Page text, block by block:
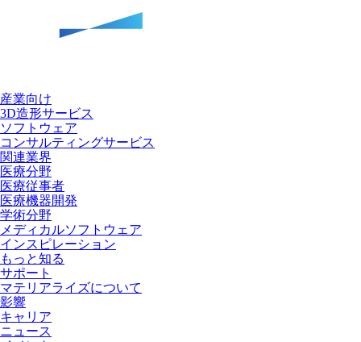
産業向け
3D造形サービス
ソフトウェア
コンサルティングサービス
関連業界
医療分野
医療従事者
医療機器開発
学術分野
メディカルソフトウェア
インスピレーション
もっと知る
サポート
マテリアライズについて
影響
キャリア
ニュース